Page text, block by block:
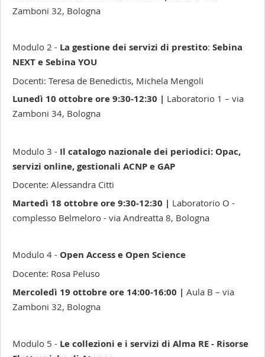
Zamboni 32, Bologna
Modulo 2 - La gestione dei servizi di prestito: Sebina
NEXT e Sebina YOU
Docenti: Teresa de Benedictis, Michela Mengoli
Lunedì 10 ottobre ore 9:30-12:30 | Laboratorio 1 – via
Zamboni 34, Bologna
Modulo 3 -Il catalogo nazionale dei periodici: Opac,
servizi online, gestionali ACNP e GAP
Docente: Alessandra Citti
Martedì 18 ottobre ore 9:30-12:30 | Laboratorio O -
complesso Belmeloro - via Andreatta 8, Bologna
Modulo 4 -Open Access e Open Science
Docente: Rosa Peluso
Mercoledì 19 ottobre ore 14:00-16:00 | Aula B – via
Zamboni 32, Bologna
Modulo 5 -Le collezioni e i servizi di Alma RE - Risorse